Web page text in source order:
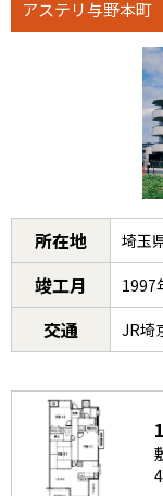
アステリ与野本町
所在地 埼玉
竣工月 1997
交通 JR埼